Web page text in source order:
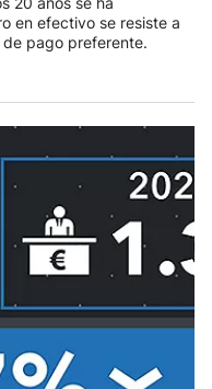
en efectivo se resiste a
pago preferente.